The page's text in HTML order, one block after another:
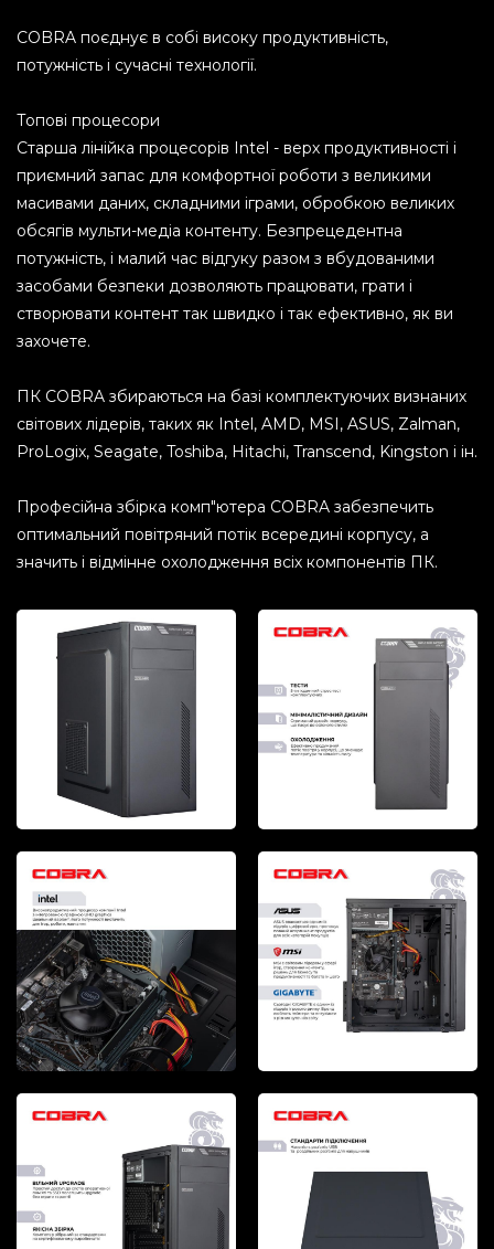
COBRA поєднує в собі високу продуктивність,
потужність і сучасні технології.
Топові процесори
Старша лінійка процесорів Intel - верх продуктивності і
приємний запас для комфортної роботи з великими
масивами даних, складними іграми, обробкою великих
обсягів мульти-медіа контенту. Безпрецедентна
потужність, і малий час відгуку разом з вбудованими
засобами безпеки дозволяють працювати, грати і
створювати контент так швидко і так ефективно, як ви
захочете.
ПК COBRA збираються на базі комплектуючих визнаних
світових лідерів, таких як Intel, AMD, MSI, ASUS, Zalman,
ProLogix, Seagate, Toshiba, Hitachi, Transcend, Kingston і ін.
Професійна збірка комп"ютера COBRA забезпечить
оптимальний повітряний потік всередині корпусу, а
значить і відмінне охолодження всіх компонентів ПК.